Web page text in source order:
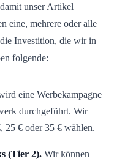
unser Artikel
eine, mehrere oder alle
Investition, die wir in
folgende:
eine Werbekampagne
durchgeführt. Wir
25 € oder 35 € wählen.
(Tier 2). Wir können